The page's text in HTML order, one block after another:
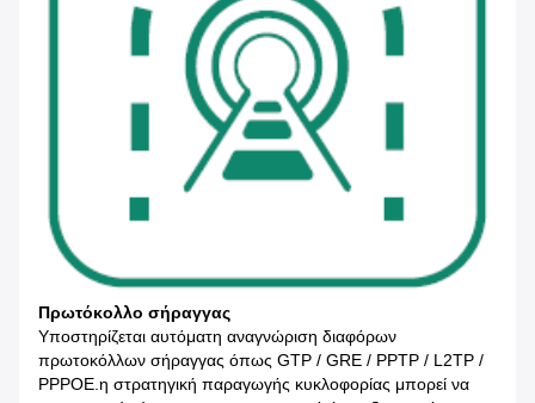
Πρωτόκολλο σήραγγας
Υποστηρίζεται αυτόματη αναγνώριση διαφόρων
πρωτοκόλλων σήραγγας όπως GTP / GRE / PPTP / L2TP /
PPPOE.η στρατηγική παραγωγής κυκλοφορίας μπορεί να